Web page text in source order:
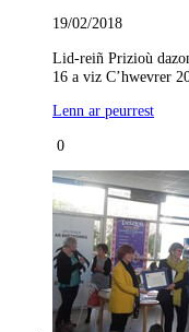
19/02/2018
Lid-reiñ Prizioù
16 a viz C’hwevrer
Lenn ar peurrest
0